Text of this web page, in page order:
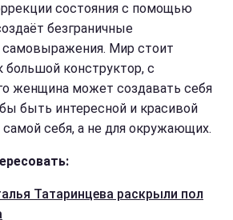
состояния с помощью
безграничные
Мир стоит
большой конструктор, с
женщина может создавать себя
быть интересной и красивой
себя, а не для окружающих.
Татаринцева раскрыли пол